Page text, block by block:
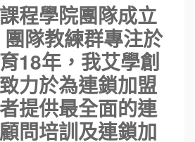
程學院團隊成立
隊教練群專注於
18年，我艾學創
力於為連鎖加盟
提供最全面的連
問培訓及連鎖加